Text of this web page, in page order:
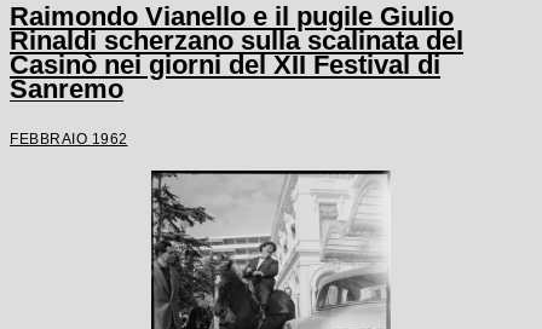
Raimondo Vianello e il pugile Giulio
Rinaldi scherzano sulla scalinata del
Casinò nei giorni del XII Festival di
Sanremo
FEBBRAIO 1962